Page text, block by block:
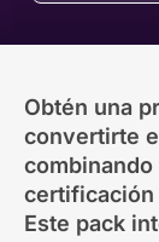
Obtén una
convertirte
certificación
Este pack